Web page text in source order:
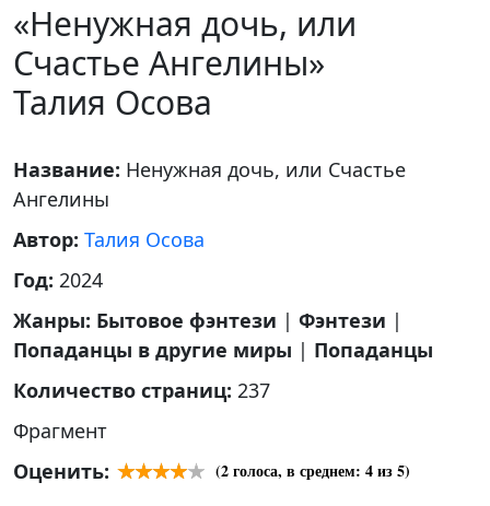
«Ненужная дочь, или
Счастье Ангелины»
Талия Осова
Название: Ненужная дочь, или Счастье
Ангелины
Автор: Талия Осова
Год: 2024
Жанры: Бытовое фэнтези | Фэнтези |
Попаданцы в другие миры | Попаданцы
Количество страниц: 237
Фрагмент
Оценить:
(2голоса, в среднем: 4из 5)